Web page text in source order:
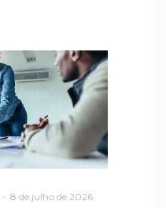
8 de julho de 2026